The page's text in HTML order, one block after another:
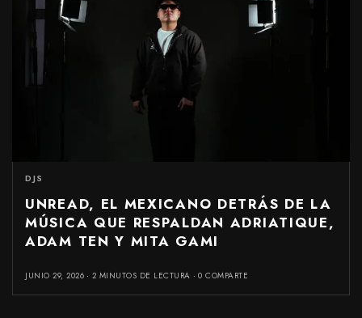
DJS
UNREAD, EL MEXICANO DETRÁS DE LA
MÚSICA QUE RESPALDAN ADRIATIQUE,
ADAM TEN Y MITA GAMI
JUNIO 29, 2026 2 MINUTOS DE LECTURA 0 COMPARTE